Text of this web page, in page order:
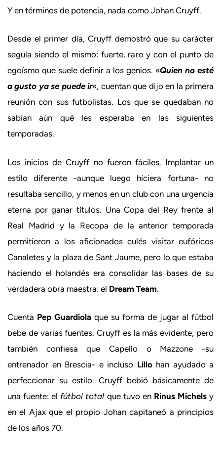
Y en términos de potencia, nada como Johan Cruyff.
Desde el primer día, Cruyff demostró que su carácter
seguía siendo el mismo: fuerte, raro y con el punto de
egoísmo que suele definir a los genios. «Quien no esté
a gusto ya se puede ir«, cuentan que dijo en la primera
reunión con sus futbolistas. Los que se quedaban no
sabían aún qué les esperaba en las siguientes
temporadas.
Los inicios de Cruyff no fueron fáciles. Implantar un
estilo diferente -aunque luego hiciera fortuna- no
resultaba sencillo, y menos en un club con una urgencia
eterna por ganar títulos. Una Copa del Rey frente al
Real Madrid y la Recopa de la anterior temporada
permitieron a los aficionados culés visitar eufóricos
Canaletes y la plaza de Sant Jaume, pero lo que estaba
haciendo el holandés era consolidar las bases de su
verdadera obra maestra: el Dream Team.
Cuenta Pep Guardiola que su forma de jugar al fútbol
bebe de varias fuentes. Cruyff es la más evidente, pero
también confiesa que Capello o Mazzone -su
entrenador en Brescia- e incluso Lillohan ayudado a
perfeccionar su estilo. Cruyff bebió básicamente de
una fuente: el fútbol total que tuvo en Rinus Michelsy
en el Ajax que el propio Johan capitaneó a principios
de los años 70.